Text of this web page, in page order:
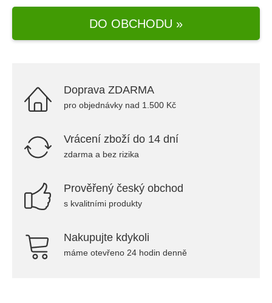
DO OBCHODU »
Doprava ZDARMA
pro objednávky nad 1.500 Kč
Vrácení zboží do 14 dní
zdarma a bez rizika
Prověřený český obchod
s kvalitními produkty
Nakupujte kdykoli
máme otevřeno 24 hodin denně